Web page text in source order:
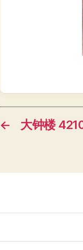
← 大钟楼